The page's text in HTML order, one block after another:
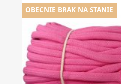
OBECNIE BRAK NA STANIE